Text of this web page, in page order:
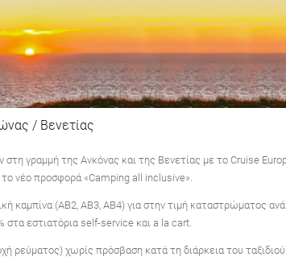
/ Βενετίας
στη γραμμή της Ανκόνας και της Βενετίας με το Cruise
νέο προσφορά «Camping all inclusive».
καμπίνα (ΑΒ2, ΑΒ3, ΑΒ4) για στην τιμή καταστρώματος
εστιατόρια self-service και a la cart.
ρεύματος) χωρίς πρόσβαση κατά τη διάρκεια του ταξιδιού.